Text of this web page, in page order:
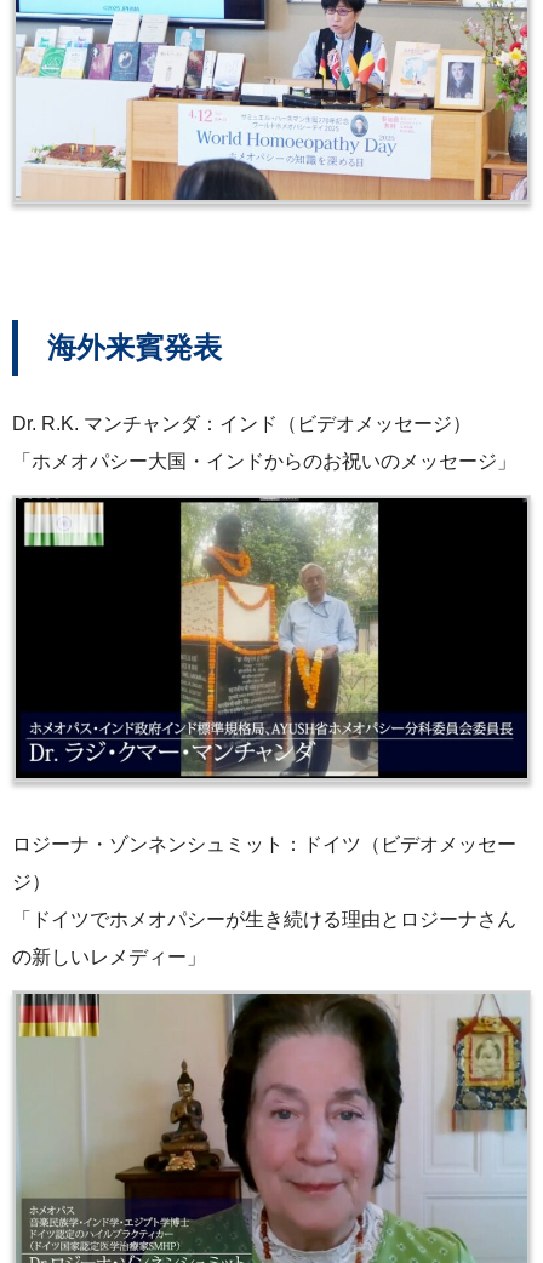
海外来賓発表
Dr. R.K. マンチャンダ：インド（ビデオメッセージ）
「ホメオパシー大国・インドからのお祝いのメッセージ」
ロジーナ・ゾンネンシュミット：ドイツ（ビデオメッセー
ジ）
「ドイツでホメオパシーが生き続ける理由とロジーナさん
の新しいレメディー」